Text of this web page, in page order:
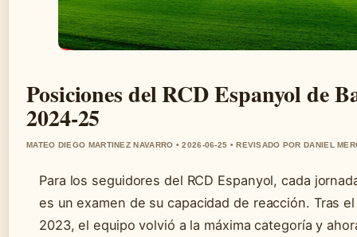
Posiciones del RCD Espanyol de
2024-25
MATEO DIEGO MARTINEZ NAVARRO • 2026-06-25 • REVISADO POR DANIEL
Para los seguidores del RCD Espanyol, cada
es un examen de su capacidad de reacción. Tras
2023, el equipo volvió a la máxima categoría y